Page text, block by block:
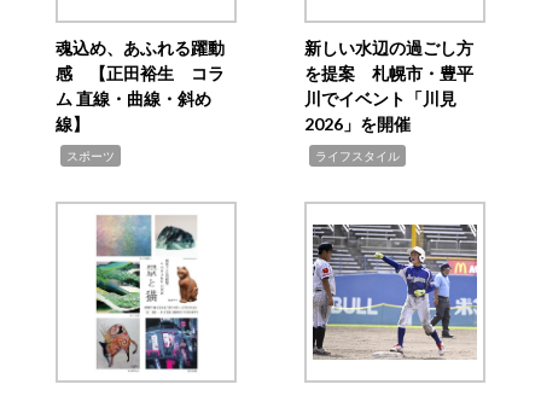
魂込め、あふれる躍動
感 【正田裕生 コラ
ム 直線・曲線・斜め
線】
スポーツ
新しい水辺の過ごし方
を提案 札幌市・豊平
川でイベント「川見
2026」を開催
ライフスタイル